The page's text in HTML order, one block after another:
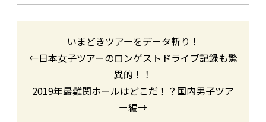
いまどきツアーをデータ斬り！
←日本女子ツアーのロンゲストドライブ記録も驚
異的！！
2019年最難関ホールはどこだ！？国内男子ツア
ー編→